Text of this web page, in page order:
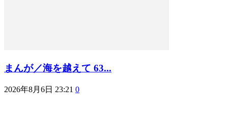
まんが／海を越えて 63...
2026年8月6日 23:21 0